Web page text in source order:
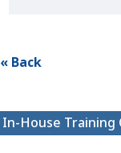
« Back
In-House Training